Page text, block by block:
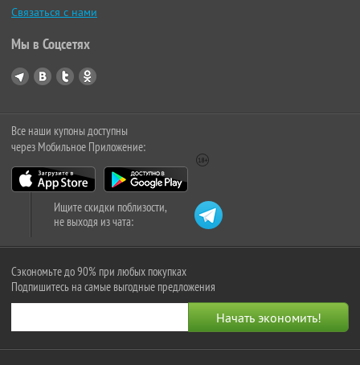
Связаться с нами
Мы в Соцсетях
Все наши купоны доступны
через Мобильное Приложение:
Ищите скидки поблизости,
не выходя из чата:
Сэкономьте до 90% при любых покупках
Подпишитесь на самые выгодные предложения